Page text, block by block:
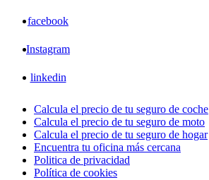
facebook
Instagram
linkedin
Calcula el precio de tu seguro de coche
Calcula el precio de tu seguro de moto
Calcula el precio de tu seguro de hogar
Encuentra tu oficina más cercana
Politica de privacidad
Política de cookies